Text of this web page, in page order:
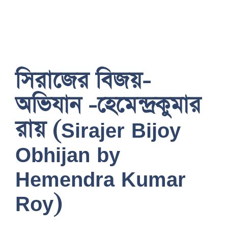
সিরাজের বিজয়-
অভিযান -হেমেন্দ্রকুমার
রায় (Sirajer Bijoy
Obhijan by
Hemendra Kumar
Roy)